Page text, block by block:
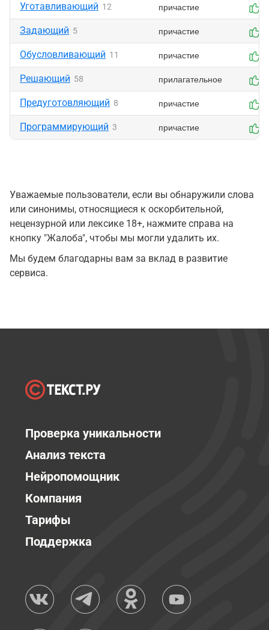
Уготавливающий 12 причастие
Задающий 5 причастие
Обусловливающий 11 причастие
Решающий 58 прилагательное
Предуготовляющий 8 причастие
Программирующий 3 причастие
Уважаемые пользователи, если вы обнаружили слова
или синонимы, относящиеся к оскорбительной,
нецензурной или лексике 18+, нажмите справа на
кнопку "Жалоба", чтобы мы могли удалить их.
Мы будем благодарны вам за вклад в развитие
сервиса.
Проверка уникальности
Анализ текста
Нейропомощник
Компания
Тарифы
Поддержка